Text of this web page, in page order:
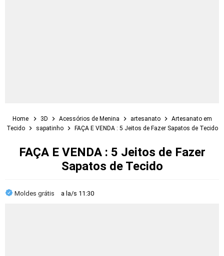
Home 3D Acessórios de Menina artesanato
Artesanato em
Tecido
sapatinho FAÇA E VENDA : 5 Jeitos de Fazer Sapatos de Tecido
FAÇA E VENDA : 5 Jeitos de Fazer
Sapatos de Tecido
Moldes grátis a la/s 11:30